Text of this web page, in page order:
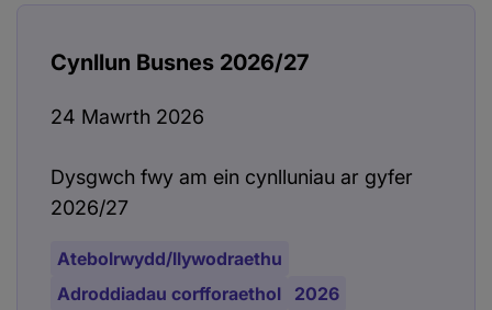
Cynllun Busnes 2026/27
24 Mawrth 2026
Dysgwch fwy am ein cynlluniau ar gyfer
2026/27
Atebolrwydd/llywodraethu
Adroddiadau corfforaethol
2026